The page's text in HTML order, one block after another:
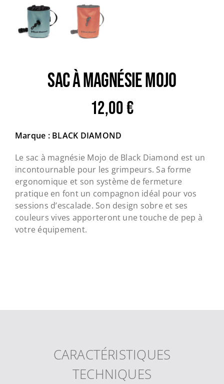
Sac à magnésie MOJO
12,00€
Marque : BLACK DIAMOND
Le sac à magnésie Mojo de Black Diamond est un
incontournable pour les grimpeurs. Sa forme
ergonomique et son système de fermeture
pratique en font un compagnon idéal pour vos
sessions d’escalade. Son design sobre et ses
couleurs vives apporteront une touche de pep à
votre équipement.
CARACTÉRISTIQUES
TECHNIQUES